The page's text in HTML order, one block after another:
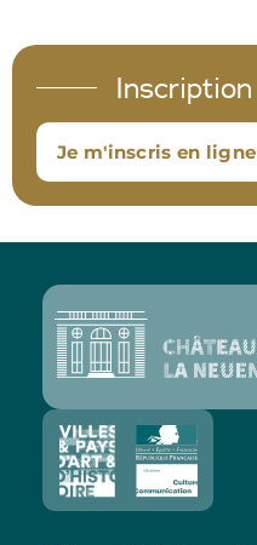
Inscription
Je m'inscris en ligne